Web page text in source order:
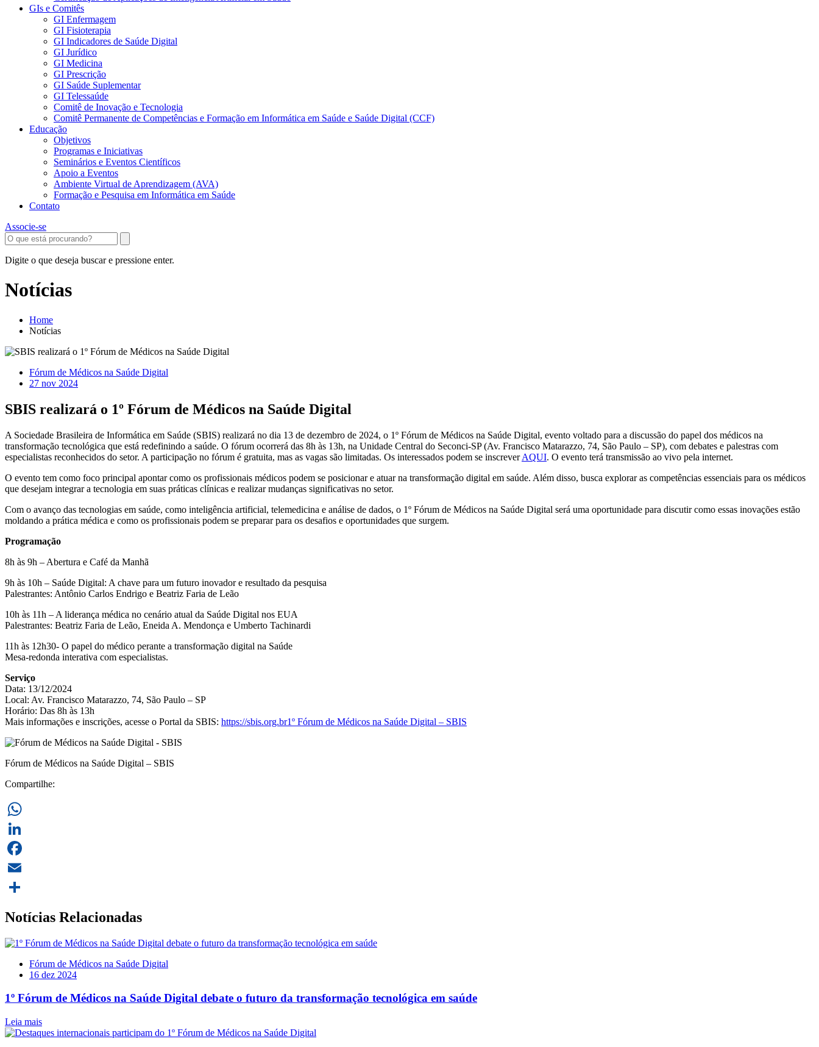
GIs e Comitês
GI Enfermagem
GI Fisioterapia
GI Indicadores de Saúde Digital
GI Jurídico
GI Medicina
GI Prescrição
GI Saúde Suplementar
GI Telessaúde
Comitê de Inovação e Tecnologia
Comitê Permanente de Competências e Formação em Informática em Saúde e Saúde Digital (CCF)
Educação
Objetivos
Programas e Iniciativas
Seminários e Eventos Científicos
Apoio a Eventos
Ambiente Virtual de Aprendizagem (AVA)
Formação e Pesquisa em Informática em Saúde
Contato
Associe-se
Digite o que deseja buscar e pressione enter.
Notícias
Home
Notícias
Fórum de Médicos na Saúde Digital
27 nov 2024
SBIS realizará o 1º Fórum de Médicos na Saúde Digital
A Sociedade Brasileira de Informática em Saúde (SBIS) realizará no dia 13 de dezembro de 2024, o 1º Fórum de Médicos na Saúde Digital, evento voltado para a discussão do papel dos médicos na
transformação tecnológica que está redefinindo a saúde. O fórum ocorrerá das 8h às 13h, na Unidade Central do Seconci-SP (Av. Francisco Matarazzo, 74, São Paulo – SP), com debates e palestras com
especialistas reconhecidos do setor. A participação no fórum é gratuita, mas as vagas são limitadas. Os interessados podem se inscreverAQUI. O evento terá transmissão ao vivo pela internet.
O evento tem como foco principal apontar como os profissionais médicos podem se posicionar e atuar na transformação digital em saúde. Além disso, busca explorar as competências essenciais para os médicos
que desejam integrar a tecnologia em suas práticas clínicas e realizar mudanças significativas no setor.
Com o avanço das tecnologias em saúde, como inteligência artificial, telemedicina e análise de dados, o 1º Fórum de Médicos na Saúde Digital será uma oportunidade para discutir como essas inovações estão
moldando a prática médica e como os profissionais podem se preparar para os desafios e oportunidades que surgem.
Programação
8h às 9h – Abertura e Café da Manhã
9h às 10h – Saúde Digital: A chave para um futuro inovador e resultado da pesquisa
Palestrantes: Antônio Carlos Endrigo e Beatriz Faria de Leão
10h às 11h – A liderança médica no cenário atual da Saúde Digital nos EUA
Palestrantes: Beatriz Faria de Leão, Eneida A. Mendonça e Umberto Tachinardi
11h às 12h30- O papel do médico perante a transformação digital na Saúde
Mesa-redonda interativa com especialistas.
Serviço
Data: 13/12/2024
Local: Av. Francisco Matarazzo, 74, São Paulo – SP
Horário: Das 8h às 13h
Mais informações e inscrições, acesse o Portal da SBIS: https://sbis.org.br1º Fórum de Médicos na Saúde Digital – SBIS
Fórum de Médicos na Saúde Digital – SBIS
Compartilhe:
WhatsApp
LinkedIn
Facebook
Email
Notícias Relacionadas
Fórum de Médicos na Saúde Digital
16 dez 2024
1º Fórum de Médicos na Saúde Digital debate o futuro da transformação tecnológica em saúde
Leia mais